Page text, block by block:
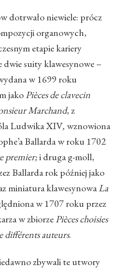
dotrwało niewiele: prócz
organowych,
etapie kariery
suity klawesynowe –
w 1699 roku
jakoPièces de clavecin
Marchand, z
Ludwika XIV,wznowiona
Ballarda w roku 1702
premier;i druga g-moll,
Ballarda rok później jako
miniatura klawesynowaLa
w 1707 roku przez
w zbiorzePièces choisies
différents auteurs.
zbywali te utwory